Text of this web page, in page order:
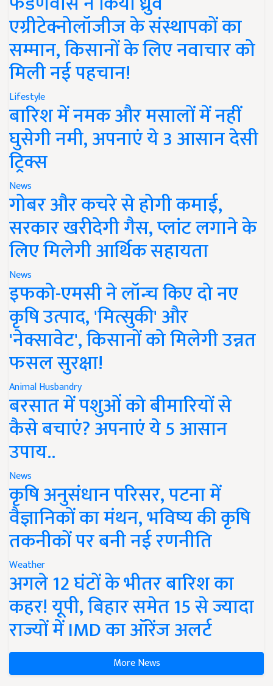
एग्रीटेक्नोलॉजीज के संस्थापकों का
सम्मान, किसानों के लिए नवाचार को
मिली नई पहचान!
Lifestyle
बारिश में नमक और मसालों में नहीं
घुसेगी नमी, अपनाएं ये 3 आसान देसी
ट्रिक्स
News
गोबर और कचरे से होगी कमाई,
सरकार खरीदेगी गैस, प्लांट लगाने के
लिए मिलेगी आर्थिक सहायता
News
इफको-एमसी ने लॉन्च किए दो नए
कृषि उत्पाद, 'मित्सुकी' और
'नेक्सावेट', किसानों को मिलेगी उन्नत
फसल सुरक्षा!
Animal Husbandry
बरसात में पशुओं को बीमारियों से
कैसे बचाएं? अपनाएं ये 5 आसान
उपाय..
News
कृषि अनुसंधान परिसर, पटना में
वैज्ञानिकों का मंथन, भविष्य की कृषि
तकनीकों पर बनी नई रणनीति
Weather
अगले 12 घंटों के भीतर बारिश का
कहर! यूपी, बिहार समेत 15 से ज्यादा
राज्यों में IMD का ऑरेंज अलर्ट
More News